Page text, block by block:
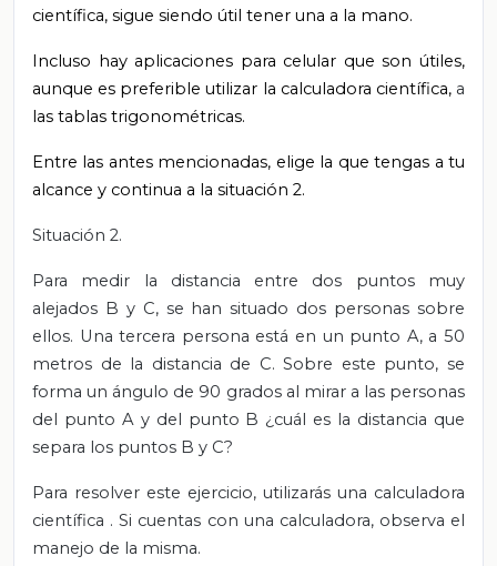
científica, sigue siendo útil tener una a la mano.
Incluso hay aplicaciones para celular que son útiles,
aunque es preferible utilizar la calculadora científica, a
las tablas trigonométricas.
Entre las antes mencionadas, elige la que tengas a tu
alcance y continua a la situación 2.
Situación 2.
Para medir la distancia entre dos puntos muy
alejados B y C, se han situado dos personas sobre
ellos. Una tercera persona está en un punto A, a 50
metros de la distancia de C. Sobre este punto, se
forma un ángulo de 90 grados al mirar a las personas
del punto A y del punto B ¿cuál es la distancia que
separa los puntos B y C?
Para resolver este ejercicio, utilizarás una calculadora
científica .Si cuentas con una calculadora, observa el
manejo de la misma.